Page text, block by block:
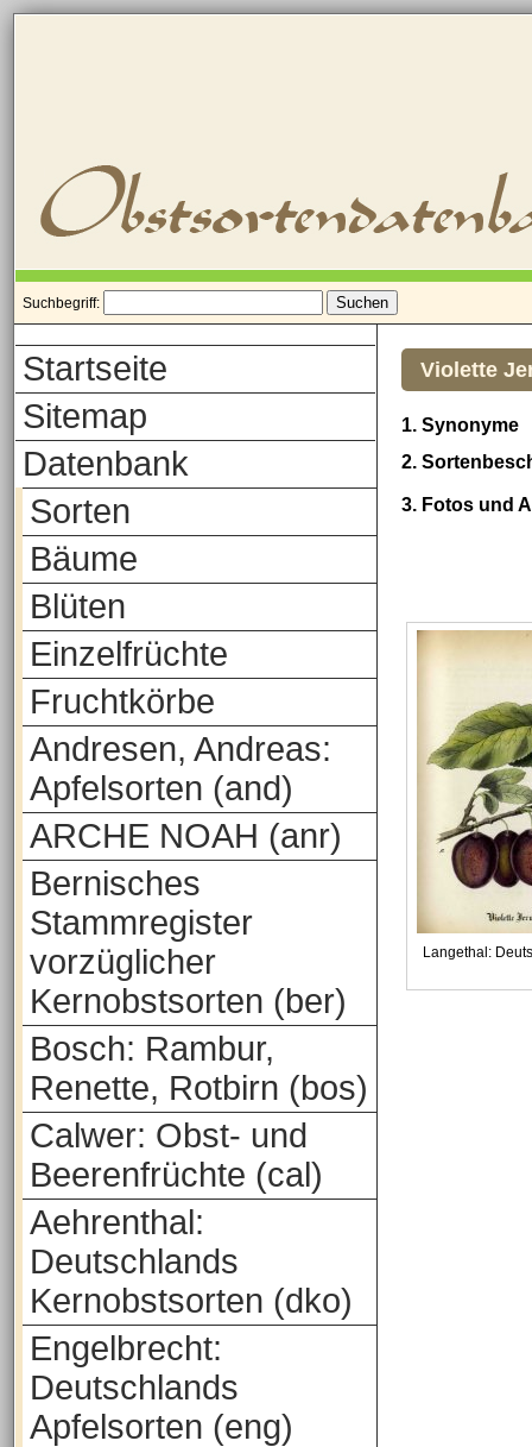
Suchbegriff:
Startseite
Sitemap
Datenbank
Sorten
Bäume
Blüten
Einzelfrüchte
Fruchtkörbe
Andresen, Andreas:
Apfelsorten (and)
ARCHE NOAH (anr)
Bernisches
Stammregister
vorzüglicher
Kernobstsorten (ber)
Bosch: Rambur,
Renette, Rotbirn (bos)
Calwer: Obst- und
Beerenfrüchte (cal)
Aehrenthal:
Deutschlands
Kernobstsorten (dko)
Engelbrecht:
Deutschlands
Apfelsorten (eng)
Violette
1. Synonyme
2.
3. Fotos und
Langethal: